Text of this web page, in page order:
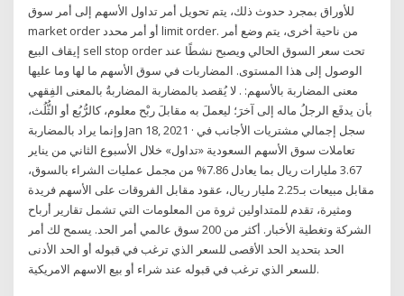
للأوراق بمجرد حدوث ذلك، يتم تحويل أمر تداول الأسهم إلى أمر سوق
market order أو أمر محدد limit order. من ناحية أخرى، يتم وضع أمر
إيقاف البيع sell stop order تحت سعر السوق الحالي ويصبح نشطًا عند
الوصول إلى هذا المستوى. المضاربات في سوق الأسهم ما لها وما عليها
معنى المضاربة بالأسهم: . لا يُقصد بالمضاربة المضاربةُ بالمعنى الفِقهي
بأن يدفَع الرجلُ ماله إلى آخرَ؛ ليعملَ به مقابلَ ربْح معلوم، كالرُّبُع أو الثُّلُث،
وإنما يراد بالمضاربة Jan 18, 2021 · سجل إجمالي مشتريات الأجانب في
تعاملات سوق الأسهم السعودية «تداول» خلال الأسبوع الثاني من يناير
3.67 مليارات ريال بما يعادل 7.86% من مجمل عمليات الشراء بالسوق،
مقابل مبيعات بـ2.25 مليار ريال، عقود مقابل الفروقات على الأسهم فريدة
ومثيرة، تقدم للمتداولين ثروة من المعلومات التي تشمل تقارير أرباح
الشركة وتغطية الأخبار. أكثر من 200 سوق عالمي أمر الحد. يسمح لك أمر
الحد بتحديد الحد الأقصى للسعر الذي ترغب في قبوله أو الحد الأدنى
للسعر الذي ترغب في قبوله عند شراء أو بيع الاسهم الامريكية.